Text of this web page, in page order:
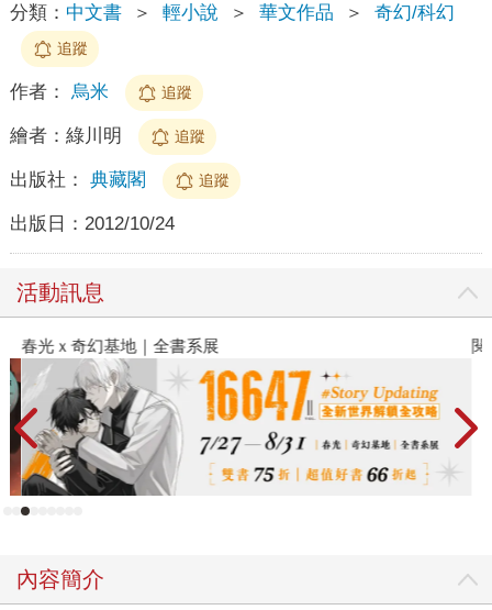
分類： 中文書 ＞ 輕小說 ＞ 華文作品 ＞ 奇幻/科幻
追蹤
作者： 烏米 追蹤
繪者： 綠川明 追蹤
出版社： 典藏閣 追蹤
出版日： 2012/10/24
活動訊息
春光ｘ奇幻基地｜全書系展
內容簡介